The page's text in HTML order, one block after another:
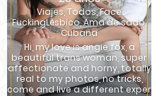
Viajes, Todos, Face
FuckingLésbico, Ama de sado,
Cubana
Hi, my love is angie fox, a
beautiful trans woman, super
affectionate and horny, totally
real to my photos, no tricks,
come and live a different exper